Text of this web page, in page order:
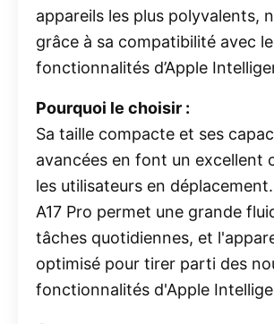
appareils les plus polyvalents,
grâce à sa compatibilité avec
fonctionnalités d’Apple
Pourquoi le choisir :
Sa taille compacte et ses
avancées en font un excellent
les utilisateurs en
A17 Pro permet une grande
tâches quotidiennes, et
optimisé pour tirer parti des
fonctionnalités d'Apple